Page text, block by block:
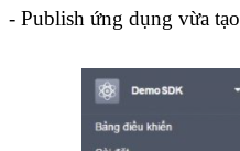
- Publish ứng dụng vừa tạo